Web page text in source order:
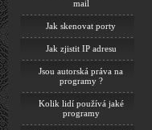
mail
Jak skenovat porty
Jak zjistit IP adresu
Jsou autorská práva na
programy ?
Kolik lidí používá jaké
programy